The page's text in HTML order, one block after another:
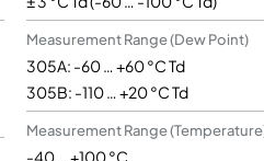
Measurement Range (Dew Point)
305A: -60 … +60 °C Td
305B: -110 … +20 °C Td
Measurement Range
-40 … +100 °C